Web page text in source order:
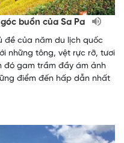
buồn của Sa Pa
đề của năm du lịch quốc
những tông, vệt rực rỡ, tươi
đó gam trầm đầy ám ảnh
điểm đến hấp dẫn nhất